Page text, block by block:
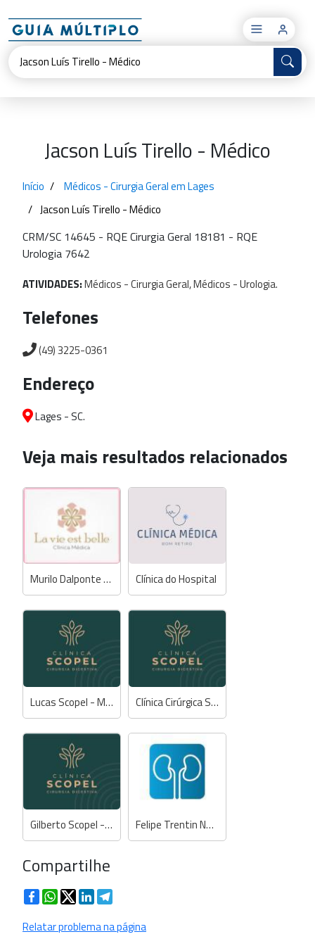
×
Jacson Luís Tirello - Médico
Início
Médicos - Cirurgia Geral em Lages
Jacson Luís Tirello - Médico
CRM/SC 14645 - RQE Cirurgia Geral 18181 - RQE
Urologia 7642
ATIVIDADES:Médicos -CirurgiaGeral,Médicos -Urologia.
Telefones
(49) 3225-0361
Endereço
Lages - SC.
Veja mais resultados relacionados
Murilo Dalponte - Médico Clínica do Hospital
Lucas Scopel - Médico Clínica Cirúrgica Scopel
Gilberto Scopel - Médico Felipe Trentin Neves - Médico
Compartilhe
FacebookWhatsApp
TwitterLinkedIn
Relatar problema na página